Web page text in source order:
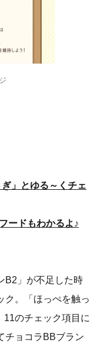
」とゆる～くチェ
ードもわかるよ♪
B2」が不足した時
ク。「ほっぺを触っ
のチェック項目に
チョコラBBブラン